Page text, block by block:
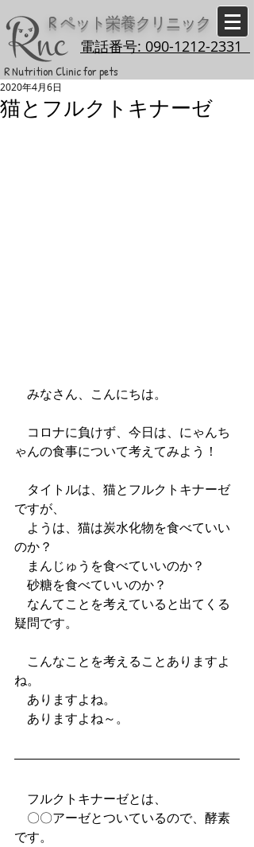
R ペット栄養クリニック
電話番号: 090-1212-2331
R Nutrition Clinic for pets
猫とフルクトキナーゼ
2020年4月6日
みなさん、こんにちは。
コロナに負けず、今日は、にゃんち
ゃんの食事について考えてみよう！
タイトルは、猫とフルクトキナーゼ
ですが、
ようは、猫は炭水化物を食べていい
のか？
まんじゅうを食べていいのか？
砂糖を食べていいのか？
なんてことを考えていると出てくる
疑問です。
こんなことを考えることありますよ
ね。
ありますよね。
ありますよね～。
フルクトキナーゼとは、
〇〇アーゼとついているので、酵素
です。